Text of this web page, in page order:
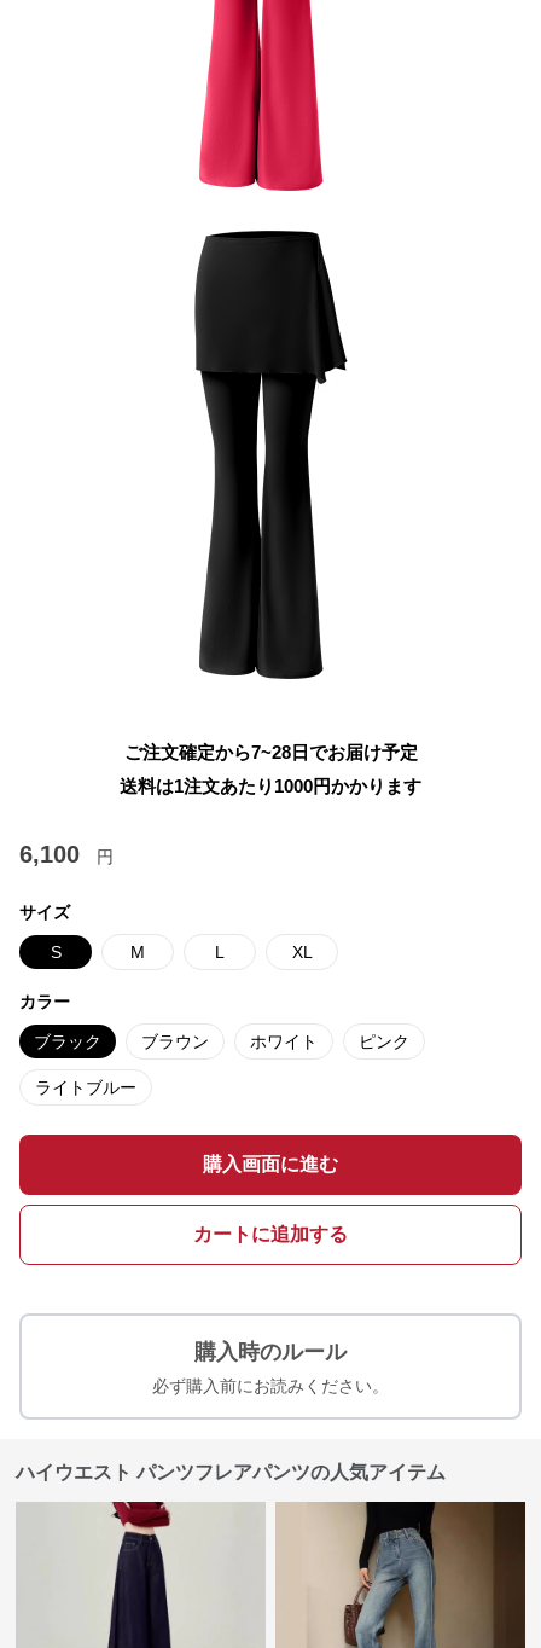
ご注文確定から7~28日でお届け予定
送料は1注文あたり 1000円かかります
6,100 円
サイズ
S M L XL
カラー
ブラック ブラウン ホワイト ピンク
ライトブルー
購入画面に進む
カートに追加する
購入時のルール
必ず購入前にお読みください。
ハイウエスト パンツフレアパンツの人気アイテム